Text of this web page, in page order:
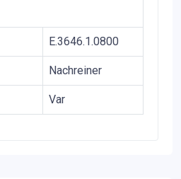
E.3646.1.0800
Nachreiner
Var